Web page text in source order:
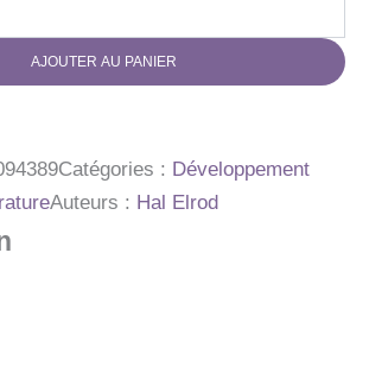
AJOUTER AU PANIER
Catégories : Développement
Auteurs : Hal Elrod